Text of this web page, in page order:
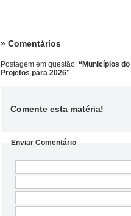
» Comentários
Postagem em questão: “Municípios
Projetos para 2026”
Comente esta matéria!
Enviar Comentário